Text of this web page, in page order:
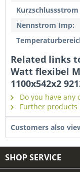
Kurzschlussstrom
Nennstrom Imp:
Related links
Watt flexibel
1100x542x2
Do you have
Further products
Customers also
SHOP SERVICE